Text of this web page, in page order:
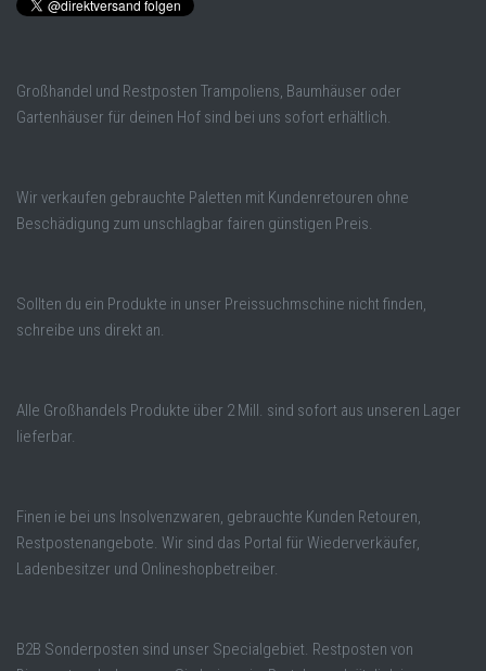
Großhandel und Restposten Trampoliens, Baumhäuser oder
Gartenhäuser für deinen Hof sind bei uns sofort erhältlich.
Wir verkaufen gebrauchte Paletten mit Kundenretouren ohne
Beschädigung zum unschlagbar fairen günstigen Preis.
Sollten du ein Produkte in unser Preissuchmschine nicht finden,
schreibe uns direkt an.
Alle Großhandels Produkte über 2 Mill. sind sofort aus unseren Lager
lieferbar.
Finen ie bei uns Insolvenzwaren, gebrauchte Kunden Retouren,
Restpostenangebote. Wir sind das Portal für Wiederverkäufer,
Ladenbesitzer und Onlineshopbetreiber.
B2B Sonderposten sind unser Specialgebiet. Restposten von